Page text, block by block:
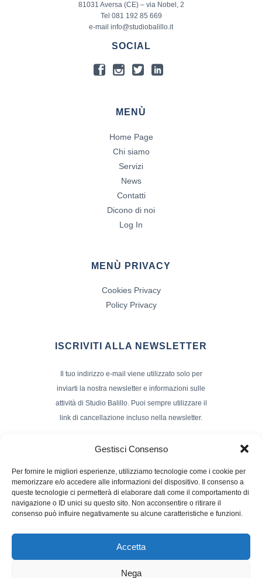
Gestisci Consenso
Per fornire le migliori esperienze, utilizziamo tecnologie come i cookie per
memorizzare e/o accedere alle informazioni del dispositivo. Il consenso a
queste tecnologie ci permetterà di elaborare dati come il comportamento di
navigazione o ID unici su questo sito. Non acconsentire o ritirare il
consenso può influire negativamente su alcune caratteristiche e funzioni.
Accetta
Nega
81031 Aversa (CE) – via Nobel, 2
Tel 081 192 85 669
e-mail info@studiobalillo.it
SOCIAL
MENÙ
Home Page
Chi siamo
Servizi
News
Contatti
Dicono di noi
Log In
MENÙ PRIVACY
Cookies Privacy
Policy Privacy
ISCRIVITI ALLA NEWSLETTER
Il tuo indirizzo e-mail viene utilizzato solo per
inviarti la nostra newsletter e informazioni sulle
attività di Studio Balillo. Puoi sempre utilizzare il
link di cancellazione incluso nella newsletter.
Nome e Cognome